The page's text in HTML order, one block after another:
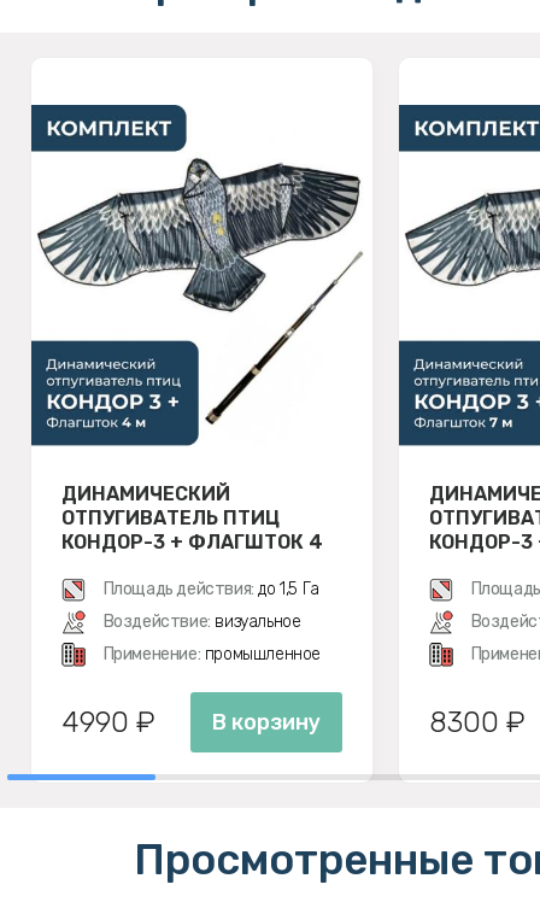
ДИНАМИЧЕСКИЙ
ОТПУГИВАТЕЛЬ ПТИЦ
КОНДОР-3 + ФЛАГШТОК 4
Площадь действия: до 1,5 Га
Воздействие: визуальное
Применение: промышленное
4990 ₽ В корзину
КОНДОР-3
8300 ₽
Просмотренные